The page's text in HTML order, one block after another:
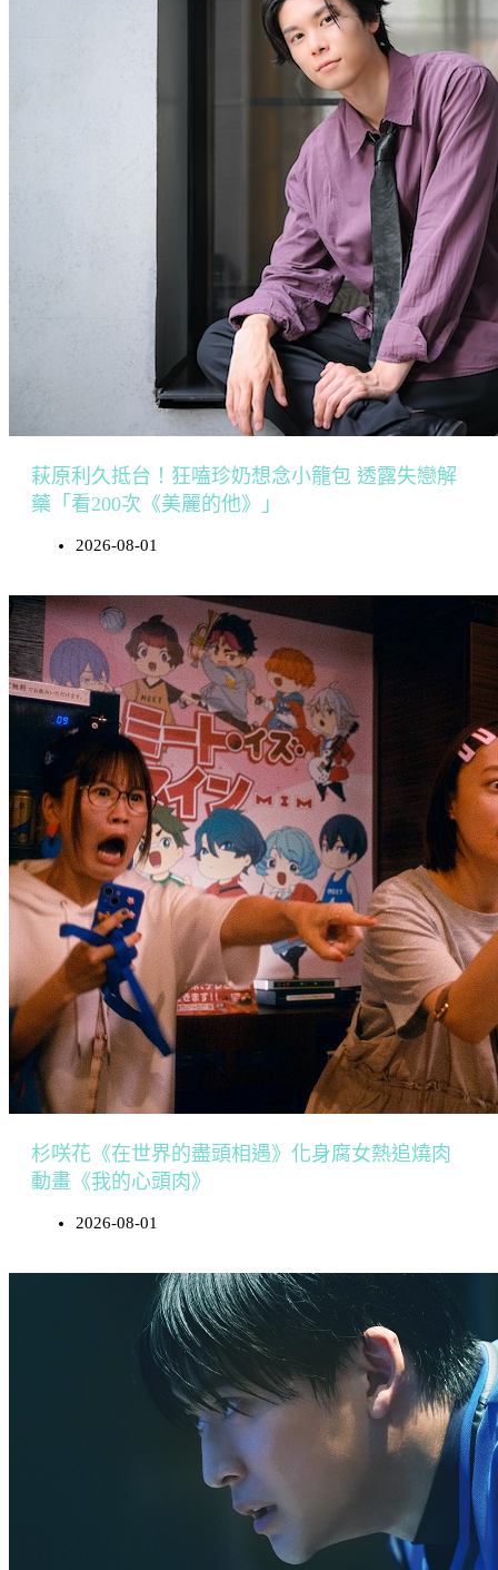
萩原利久抵台！狂嗑珍奶想念小籠包 透露失戀解
藥「看200次《美麗的他》」
2026-08-01
杉咲花《在世界的盡頭相遇》化身腐女熱追燒肉
動畫《我的心頭肉》
2026-08-01